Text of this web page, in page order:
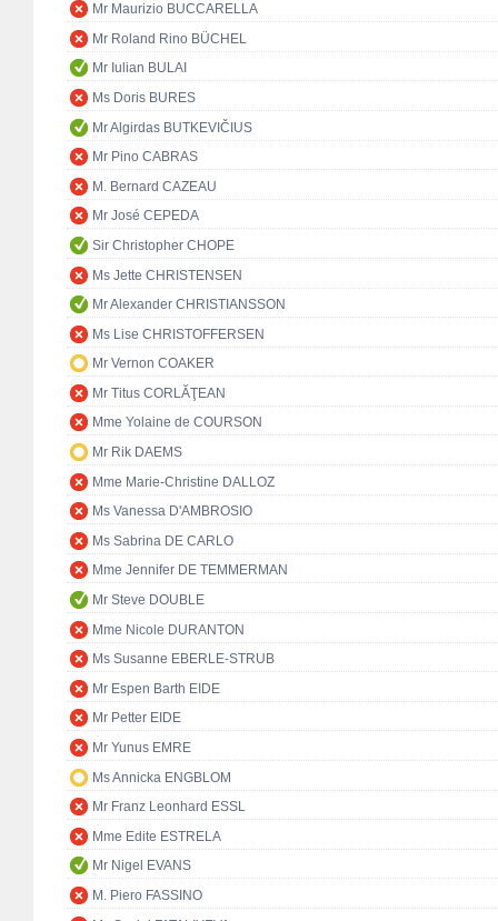
Mr Maurizio BUCCARELLA
Mr Roland Rino BÜCHEL
Mr Iulian BULAI
Ms Doris BURES
Mr Algirdas BUTKEVIČIUS
Mr Pino CABRAS
M. Bernard CAZEAU
Mr José CEPEDA
Sir Christopher CHOPE
Ms Jette CHRISTENSEN
Mr Alexander CHRISTIANSSON
Ms Lise CHRISTOFFERSEN
Mr Vernon COAKER
Mr Titus CORLĂŢEAN
Mme Yolaine de COURSON
Mr Rik DAEMS
Mme Marie-Christine DALLOZ
Ms Vanessa D'AMBROSIO
Ms Sabrina DE CARLO
Mme Jennifer DE TEMMERMAN
Mr Steve DOUBLE
Mme Nicole DURANTON
Ms Susanne EBERLE-STRUB
Mr Espen Barth EIDE
Mr Petter EIDE
Mr Yunus EMRE
Ms Annicka ENGBLOM
Mr Franz Leonhard ESSL
Mme Edite ESTRELA
Mr Nigel EVANS
M. Piero FASSINO